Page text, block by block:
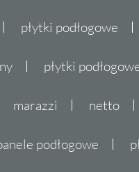
płytki podłogowe
płytki
marazzi netto
podłogowe